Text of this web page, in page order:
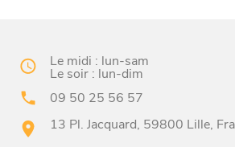
Le midi : lun-sam
Le soir : lun-dim
09 50 25 56 57
13 Pl. Jacquard, 59800 Lille,
BONS PLANS ET